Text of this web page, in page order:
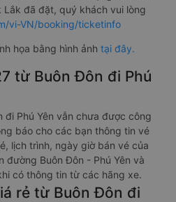
Lắk đã đặt, quý khách vui lòng
vi-VN/booking/ticketinfo
họa bằng hình ảnh tại đây.
từ Buôn Đôn đi Phú
đi Phú Yên vẫn chưa được công
báo cho các bạn thông tin vé
lịch trình, ngày giờ bán vé của
đường Buôn Đôn - Phú Yên và
có thông tin từ các hãng xe.
rẻ từ Buôn Đôn đi